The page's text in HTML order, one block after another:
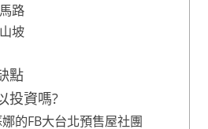
路
坡
點
投資嗎?
的FB大台北預售屋社團